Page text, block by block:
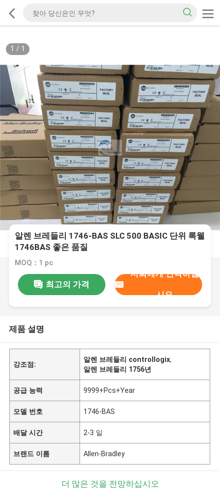
1 / 1
알렌 브레들리 1746-BAS SLC 500 BASIC 단위 록웰
1746BAS 좋은 품질
MOQ：1 pc
최고의 가격
저희에게 연락하십
시오
제품 설명
강조점:
알렌 브레들리 controllogix,
알렌 브레들리 1756년
공급 능력 9999+Pcs+Year
모델 번호 1746-BAS
배달 시간 2-3 일
브랜드 이름 Allen-Bradley
더 많은 것을 전망하십시오